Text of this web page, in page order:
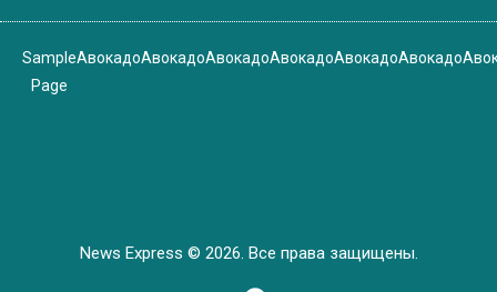
Sample
Page
АвокадоАвокадоАвокадоАвокадоАвокадоАвокадо
News Express © 2026. Все права защищены.